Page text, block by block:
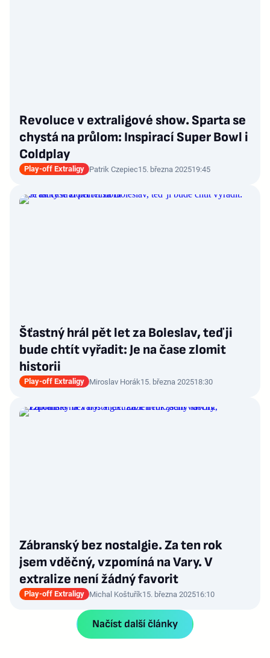
Revoluce v extraligové show. Sparta se
chystá na průlom: Inspirací Super Bowl i
Coldplay
Play-off Extraligy Patrik Czepiec15. března 202519:45
Šťastný hrál pět let za Boleslav, teď ji
bude chtít vyřadit: Je na čase zlomit
historii
Play-off Extraligy Miroslav Horák15. března 202518:30
Zábranský bez nostalgie. Za ten rok
jsem vděčný, vzpomíná na Vary. V
extralize není žádný favorit
Play-off Extraligy Michal Koštuřík15. března 202516:10
Načíst další články